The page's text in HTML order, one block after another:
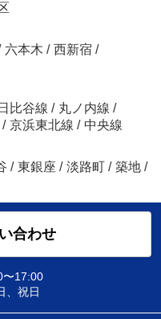
六本木 / 西新宿 /
日比谷線 / 丸ノ内線 /
/ 京浜東北線 / 中央線
/ 東銀座 / 淡路町 / 築地 /
合わせ
〜17:00
、祝日